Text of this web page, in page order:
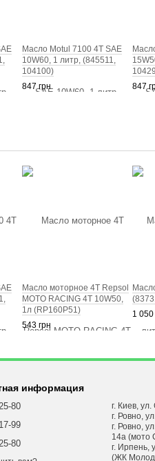
Масло Motul 7100 4T SAE
10W60, 1 литр, (845511,
104100)
847 грн
847
Масло моторное 4Т Repsol
MOTO RACING 4T 10W50,
1л (RP160P51)
543 грн
1 050
информация
80
99
80
г. Киев,
г. Ровно,
г. Ровно,
14а (мото
г. Ирпень,
(ЖК